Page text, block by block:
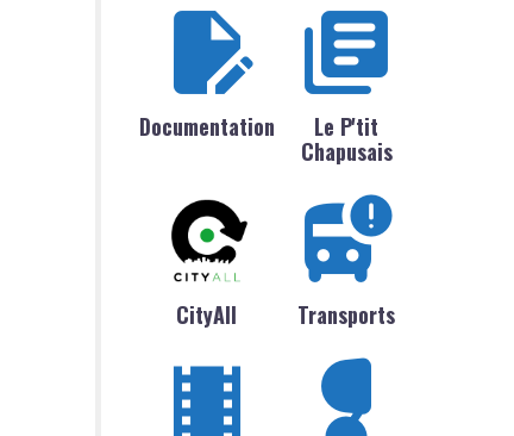
Documentation
Le P'tit
Chapusais
CityAll Transports